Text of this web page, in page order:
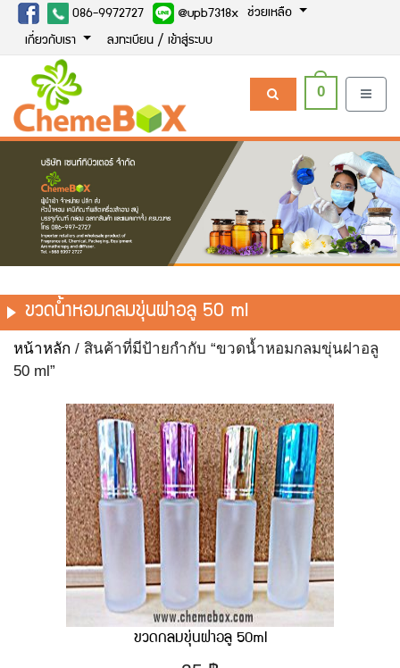
086-9972727 @upb7318x ช่วยเหลือ
เกี่ยวกับเรา ลงทะเบียน / เข้าสู่ระบบ
0
ขวดน้ำหอมกลมขุ่นฝาอลู 50 ml
หน้าหลัก / สินค้าที่มีป้ายกำกับ “ขวดน้ำหอมกลมขุ่นฝาอลู
50 ml”
ขวดกลมขุ่นฝาอลู 50ml